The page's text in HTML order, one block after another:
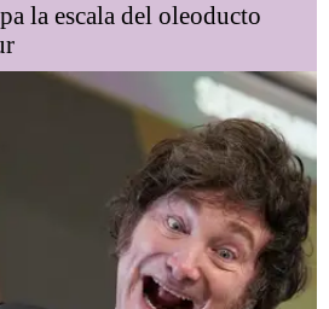
la escala del oleoducto